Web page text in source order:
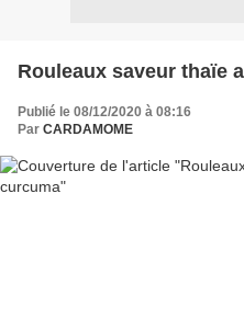
Rouleaux saveur thaïe
Publié le 08/12/2020 à 08:16
Par CARDAMOME